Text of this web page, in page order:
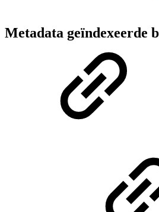
Metadata geïndexeerde